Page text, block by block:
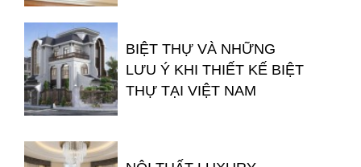
BIỆT THỰ VÀ NHỮNG
LƯU Ý KHI THIẾT KẾ BIỆT
THỰ TẠI VIỆT NAM